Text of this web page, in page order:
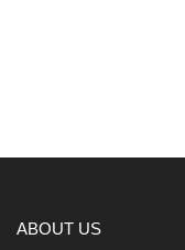
ABOUT US